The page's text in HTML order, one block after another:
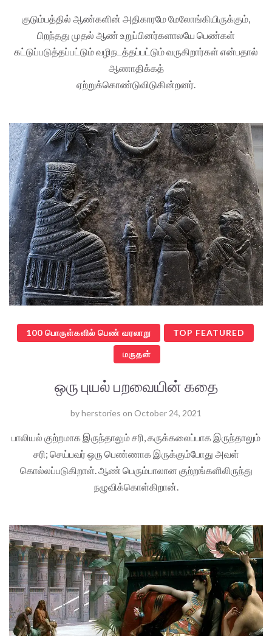
குடும்பத்தில் ஆண்களின் அதிகாரமே மேலோங்கியிருக்கும்,
பிறந்தது முதல் ஆண் உறுப்பினர்களாலயே பெண்கள்
கட்டுப்படுத்தப்பட்டும் வழிநடத்தப்பட்டும் வருகிறார்கள் என்பதால்
ஆணாதிக்கத்
ஏற்றுக்கொண்டுவிடுகின்றனர்.
100 பொருள்களில் பெண் வரலாறு TOP FEATURED
மருதன்
ஒரு புயல் பறவையின் கதை
byherstories on October 24, 2021
பாலியல் குற்றமாக இருந்தாலும் சரி, கருக்கலைப்பாக இருந்தாலும்
சரி; செய்பவர் ஒரு பெண்ணாக இருக்கும்போது அவள்
கொல்லப்படுகிறாள். ஆண் பெரும்பாலான குற்றங்களிலிருந்து
நழுவிக்கொள்கிறான்.